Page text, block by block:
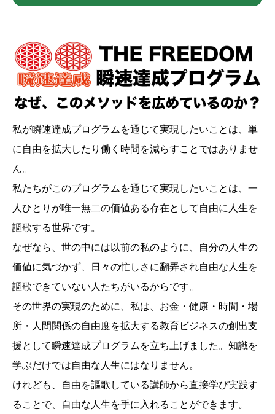
私が瞬速達成プログラムを通じて実現したいことは、単
に自由を拡大したり働く時間を減らすことではありませ
ん。
私たちがこのプログラムを通じて実現したいことは、一
人ひとりが唯一無二の価値ある存在として自由に人生を
謳歌する世界です。
なぜなら、世の中には以前の私のように、自分の人生の
価値に気づかず、日々の忙しさに翻弄され自由な人生を
謳歌できていない人たちがいるからです。
その世界の実現のために、私は、お金・健康・時間・場
所・人間関係の自由度を拡大する教育ビジネスの創出支
援として瞬速達成プログラムを立ち上げました。知識を
学ぶだけでは自由な人生にはなりません。
けれども、自由を謳歌している講師から直接学び実践す
ることで、自由な人生を手に入れることができます。